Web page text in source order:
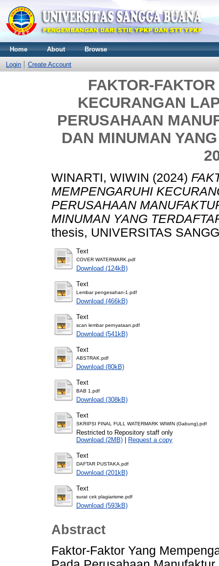
Home About Browse
Login Create Account
FAKTOR-
KECURANGAN
PERUSAHAAN
DAN MINUMAN
WINARTI, WIWIN (2024)
MEMPENGARUHI
PERUSAHAAN
MINUMAN YANG
thesis, UNIVERSITAS
Text
COVER WATERMARK.pdf
Download (124kB)
Text
Lembar pengesahan-1.pdf
Download (466kB)
Text
scan lembar pernyataan.pdf
Download (541kB)
Text
ABSTRAK.pdf
Download (80kB)
Text
BAB 1.pdf
Download (308kB)
Text
SKRIPSI FINAL FULL WATERMARK WIWIN (Gabung).pdf
Restricted to Repository staff only
Download (2MB) | Request a copy
Text
DAFTAR PUSTAKA.pdf
Download (201kB)
Text
surat cek plagiarisme.pdf
Download (593kB)
Abstract
Faktor-Faktor Yang